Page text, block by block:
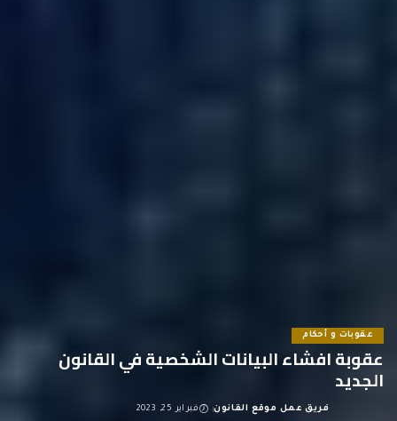
عقوبات و أحكام
عقوبة افشاء البيانات الشخصية في القانون
الجديد
Posted
فريق عمل موقع القانون فبراير 25, 2023